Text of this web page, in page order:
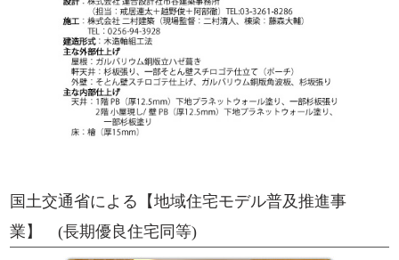
国土交通省による【地域住宅モデル普及推進事
業】 (長期優良住宅同等)